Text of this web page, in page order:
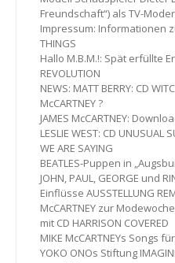
Freundschaft“) als TV-
Impressum: Informationen
THINGS
Hallo M.B.M.!: Spät erfüllte
REVOLUTION
NEWS: MATT BERRY: CD
McCARTNEY ?
JAMES McCARTNEY:
LESLIE WEST: CD UNUSUAL
WE ARE SAYING
BEATLES-Puppen in
JOHN, PAUL, GEORGE und
Einflüsse AUSSTELLUNG
McCARTNEY zur
mit CD HARRISON COVERED
MIKE McCARTNEYs Songs
YOKO ONOs Stiftung